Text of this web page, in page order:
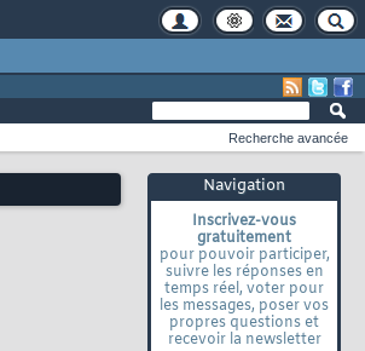
Navigation
Inscrivez-vous
gratuitement
pour pouvoir participer,
suivre les réponses en
temps réel, voter pour
les messages, poser vos
propres questions et
recevoir la newsletter
Recherche avancée